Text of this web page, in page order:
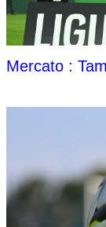
Mercato :